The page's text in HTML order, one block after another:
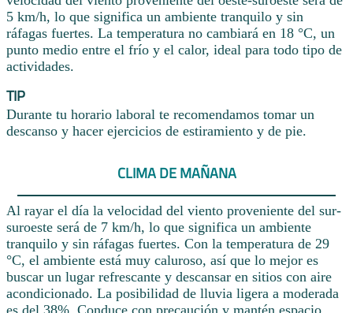
5 km/h, lo que significa un ambiente tranquilo y sin
ráfagas fuertes. La temperatura no cambiará en 18 °C, un
punto medio entre el frío y el calor, ideal para todo tipo de
actividades.
TIP
Durante tu horario laboral te recomendamos tomar un
descanso y hacer ejercicios de estiramiento y de pie.
CLIMA DE MAÑANA
Al rayar el día la velocidad del viento proveniente del sur-
suroeste será de 7 km/h, lo que significa un ambiente
tranquilo y sin ráfagas fuertes. Con la temperatura de 29
°C, el ambiente está muy caluroso, así que lo mejor es
buscar un lugar refrescante y descansar en sitios con aire
acondicionado. La posibilidad de lluvia ligera a moderada